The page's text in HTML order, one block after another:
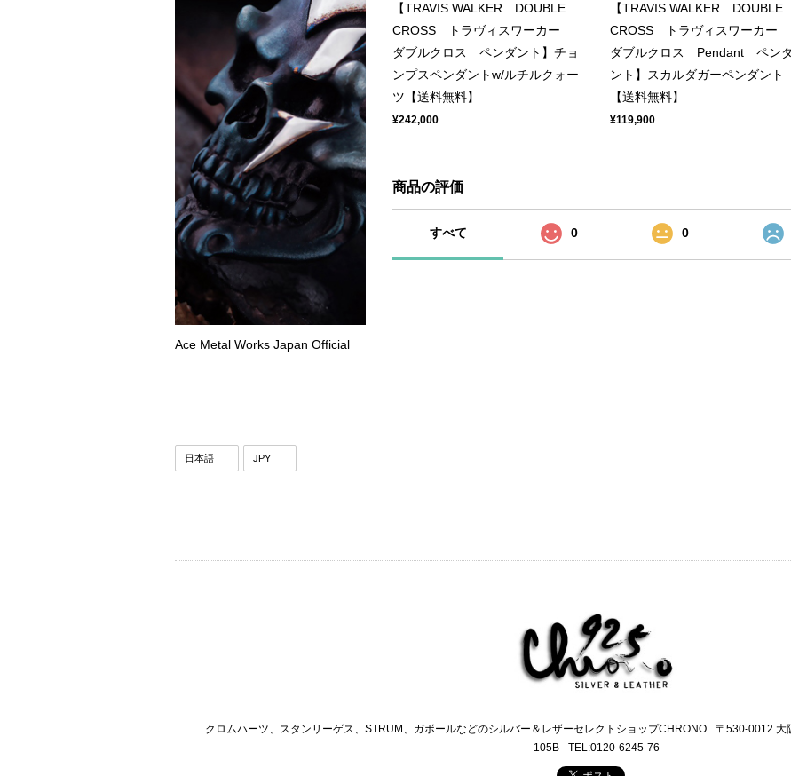
【TRAVIS WALKER DOUBLE
CROSS トラヴィスワーカー
ダブルクロス ペンダント】チョ
ンプスペンダントw/ルチルクォー
ツ【送料無料】
¥242,000
【TRAVIS WALKER DOUBLE
CROSS トラヴィスワーカー
ダブルクロス Pendant ペン
ント】スカルダガーペンダント
【送料無料】
¥119,900
商品の評価
すべて 0 0
Ace Metal Works Japan Official
クロムハーツ、スタンリーゲス、STRUM、ガボールなどのシルバー＆レザーセレクトショップCHRONO
〒530-0012 大
105B
TEL:0120-6245-76